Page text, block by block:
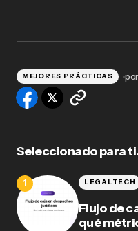
MEJORES PRÁCTICAS por
Seleccionado para ti.
Flujo de
qué
LEGALTECH